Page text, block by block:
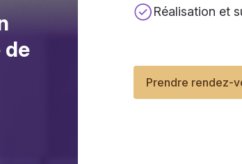
de
Réalisation et
Prendre rendez-